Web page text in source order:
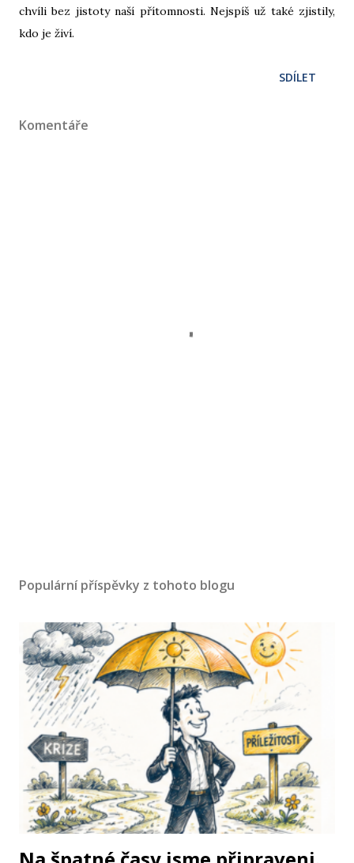
chvíli bez jistoty naší přítomnosti. Nejspíš už také zjistily,
kdo je živí.
SDÍLET
Komentáře
Populární příspěvky z tohoto blogu